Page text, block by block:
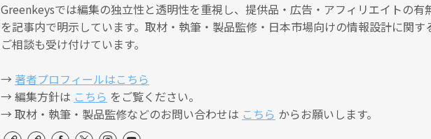
Greenkeysでは編集の独立性と透明性を重視し、提供品・広告・アフィリエイトの有
を記事内で明示しています。取材・執筆・製品監修・日本市場向けの情報設計に関す
ご相談も受け付けています。
→ 著者プロフィールはこちら
→ 編集方針は こちら をご覧ください。
→ 取材・執筆・製品監修などのお問い合わせは こちら からお願いします。